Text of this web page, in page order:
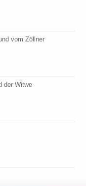
vom Zöllner
der Witwe